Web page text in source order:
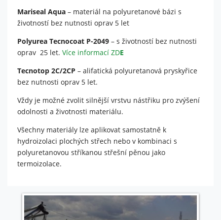
Mariseal Aqua – materiál na polyuretanové bázi s
životností bez nutnosti oprav 5 let
Polyurea Tecnocoat P-2049 – s životností bez nutnosti
oprav 25 let. Více informací ZDE
Tecnotop 2C/2CP – alifatická polyuretanová pryskyřice
bez nutnosti oprav 5 let.
Vždy je možné zvolit silnější vrstvu nástřiku pro zvýšení
odolnosti a životnosti materiálu.
Všechny materiály lze aplikovat samostatně k
hydroizolaci plochých střech nebo v kombinaci s
polyuretanovou stříkanou střešní pěnou jako
termoizolace.
Statistiky
Abychom
a
základě
používán.
stránky
fungovaly
při vaší